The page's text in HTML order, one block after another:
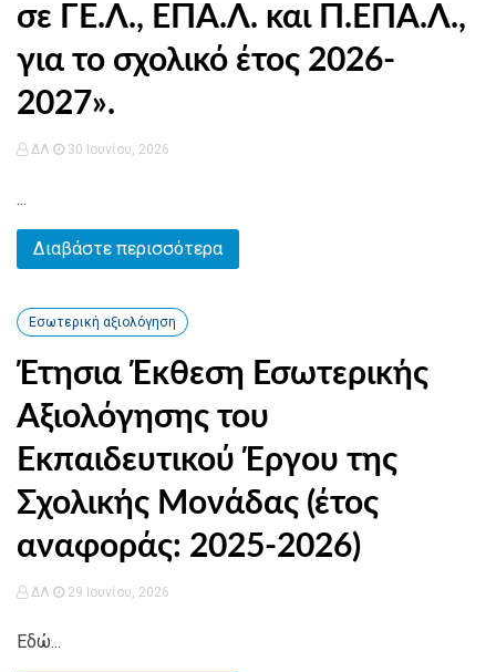
σε ΓΕ.Λ., ΕΠΑ.Λ. και Π.ΕΠΑ.Λ.,
για το σχολικό έτος 2026-
2027».
ΔΛ 30 Ιουνίου, 2026
...
Διαβάστε περισσότερα
Εσωτερική αξιολόγηση
Έτησια Έκθεση Εσωτερικής
Αξιολόγησης του
Εκπαιδευτικού Έργου της
Σχολικής Μονάδας (έτος
αναφοράς: 2025-2026)
ΔΛ 29 Ιουνίου, 2026
Εδώ...